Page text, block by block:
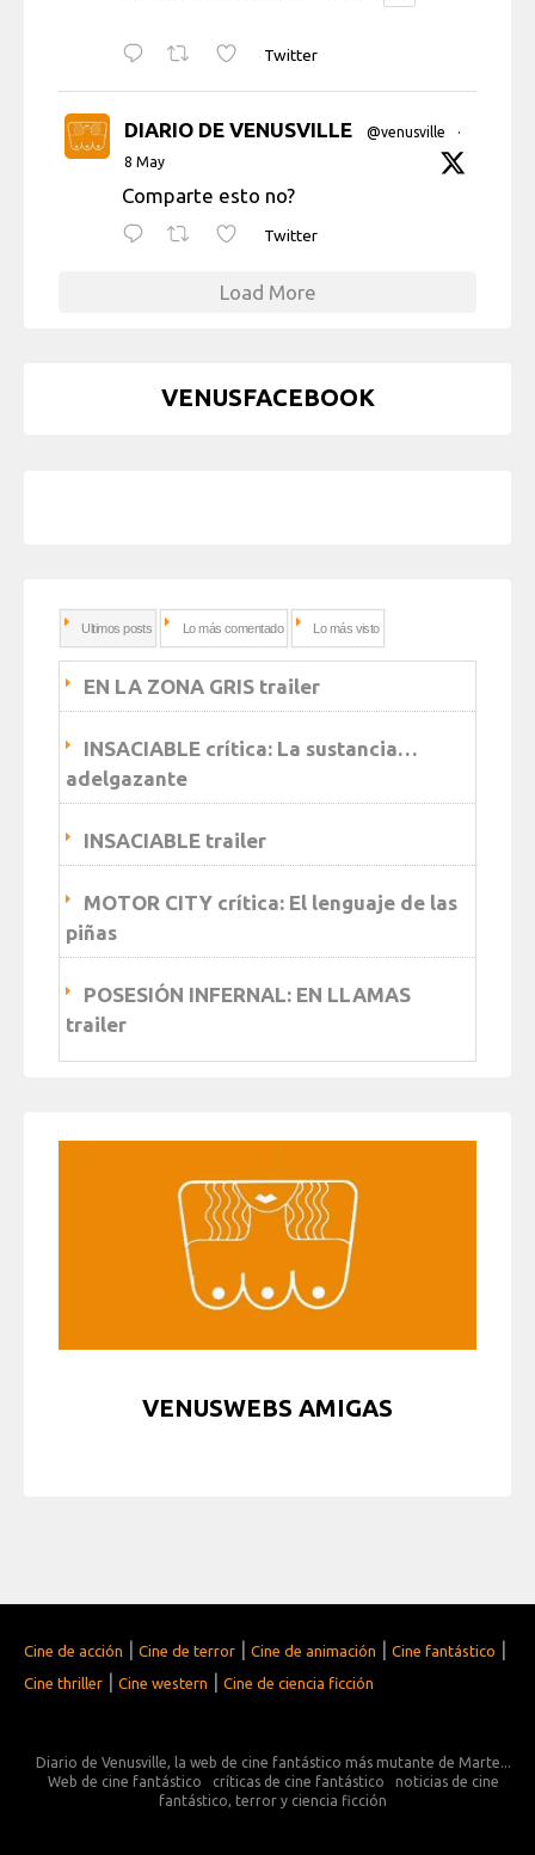
Twitter
DIARIO DE VENUSVILLE @venusville
·
8 May
Comparte esto no?
Twitter
Load More
VENUSFACEBOOK
Ultimos posts Lo más comentado Lo más visto
EN LA ZONA GRIS trailer
INSACIABLE crítica: La sustancia…
adelgazante
INSACIABLE trailer
MOTOR CITY crítica: El lenguaje de las
piñas
POSESIÓN INFERNAL: EN LLAMAS
trailer
VENUSWEBS AMIGAS
Cine de acción | Cine de terror | Cine de animación | Cine fantástico |
Cine thriller | Cine western | Cine de ciencia ficción
Diario de Venusville, la web de cine fantástico más mutante de Marte...
Web de cine fantástico
críticas de cine fantástico
noticias de cine
fantástico, terror y ciencia ficción